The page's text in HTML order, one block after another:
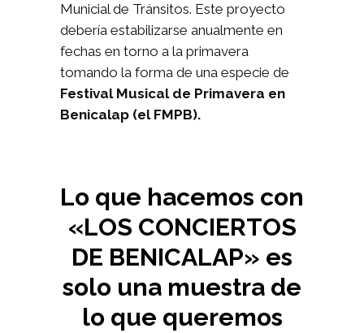
Municial de Tránsitos. Este proyecto
debería estabilizarse anualmente en
fechas en torno a la primavera
tomando la forma de una especie de
Festival Musical de Primavera en
Benicalap (el FMPB).
Lo que hacemos con
«LOS CONCIERTOS
DE BENICALAP» es
solo una muestra de
lo que queremos